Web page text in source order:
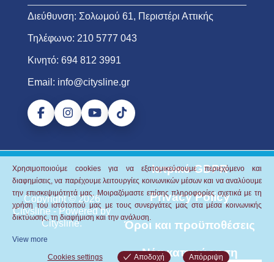
Διεύθυνση: Σολωμού 61, Περιστέρι Αττικής
Τηλέφωνο: 210 5777 043
Κινητό: 694 812 3991
Email: info@citysline.gr
Copyright © 2026
Citysline- Powered by
Citysline.
Ιατρικό GDPR
Privacy Policy
Όροι και προϋποθέσεις
Νέα καταχώρηση
Χρησιμοποιούμε cookies για να εξατομικεύσουμε περιεχόμενο και
διαφημίσεις, να παρέχουμε λειτουργίες κοινωνικών μέσων και να αναλύουμε
την επισκεψιμότητά μας. Μοιραζόμαστε επίσης πληροφορίες σχετικά με τη
χρήση του ιστότοπού μας με τους συνεργάτες μας στα μέσα κοινωνικής
δικτύωσης, τη διαφήμιση και την ανάλυση.
View more
Cookies settings Αποδοχή Απόρριψη